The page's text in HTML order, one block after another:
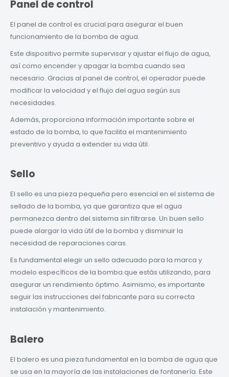
Panel de control
El panel de control es crucial para asegurar el buen
funcionamiento de la bomba de agua.
Este dispositivo permite supervisar y ajustar el flujo de agua,
así como encender y apagar la bomba cuando sea
necesario. Gracias al panel de control, el operador puede
modificar la velocidad y el flujo del agua según sus
necesidades.
Además, proporciona información importante sobre el
estado de la bomba, lo que facilita el mantenimiento
preventivo y ayuda a extender su vida útil.
Sello
El sello es una pieza pequeña pero esencial en el sistema de
sellado de la bomba, ya que garantiza que el agua
permanezca dentro del sistema sin filtrarse. Un buen sello
puede alargar la vida útil de la bomba y disminuir la
necesidad de reparaciones caras.
Es fundamental elegir un sello adecuado para la marca y
modelo específicos de la bomba que estás utilizando, para
asegurar un rendimiento óptimo. Asimismo, es importante
seguir las instrucciones del fabricante para su correcta
instalación y mantenimiento.
Balero
El balero es una pieza fundamental en la bomba de agua que
se usa en la mayoría de las instalaciones de fontanería. Este